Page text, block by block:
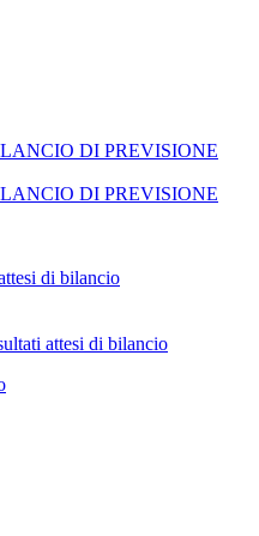
DI PREVISIONE
DI PREVISIONE
di bilancio
attesi di bilancio